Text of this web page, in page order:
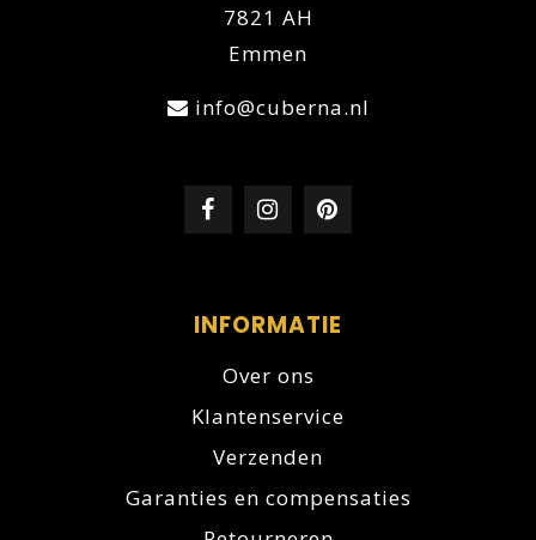
7821 AH
Emmen
info@cuberna.nl
INFORMATIE
Over ons
Klantenservice
Verzenden
Garanties en compensaties